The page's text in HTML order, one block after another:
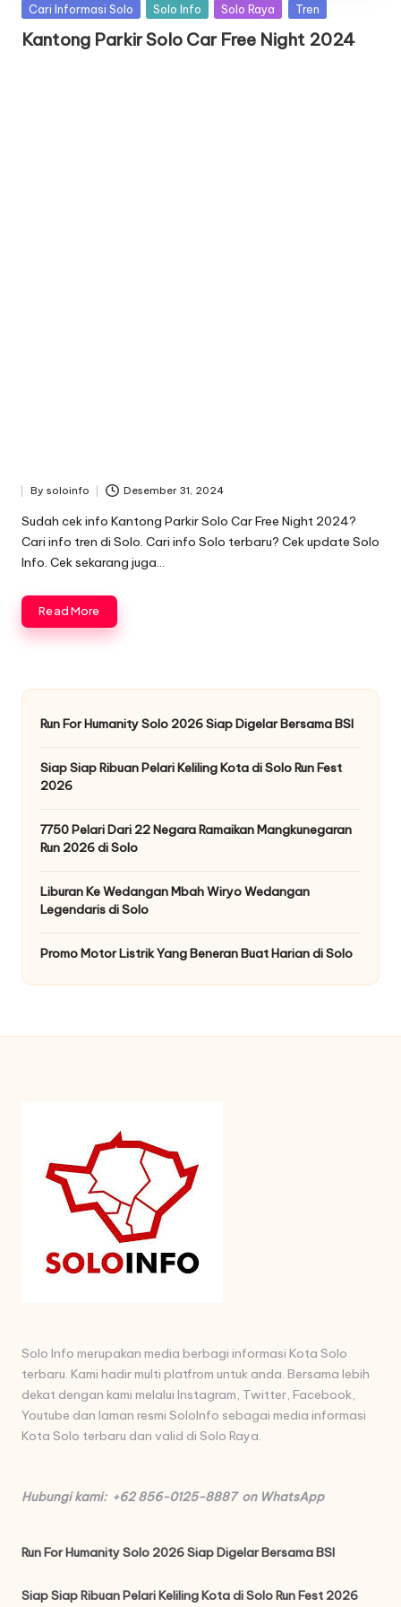
Posted
Cari Informasi Solo Solo Info Solo Raya Tren
Kantong Parkir Solo Car Free Night 2024
Posted
by
By soloinfo Desember 31, 2024
Sudah cek info Kantong Parkir Solo Car Free Night 2024?
Cari info tren di Solo. Cari info Solo terbaru? Cek update Solo
Info. Cek sekarang juga…
Read More
Run For Humanity Solo 2026 Siap Digelar Bersama BSI
Siap Siap Ribuan Pelari Keliling Kota di Solo Run Fest
2026
7750 Pelari Dari 22 Negara Ramaikan Mangkunegaran
Run 2026 di Solo
Liburan Ke Wedangan Mbah Wiryo Wedangan
Legendaris di Solo
Promo Motor Listrik Yang Beneran Buat Harian di Solo
Solo Info merupakan media berbagi informasi Kota Solo
terbaru. Kami hadir multi platfrom untuk anda. Bersama lebih
dekat dengan kami melalui Instagram, Twitter, Facebook,
Youtube dan laman resmi SoloInfo sebagai media informasi
Kota Solo terbaru dan valid di Solo Raya.
Hubungi kami: +62 856-0125-8887 on WhatsApp
Run For Humanity Solo 2026 Siap Digelar Bersama BSI
Siap Siap Ribuan Pelari Keliling Kota di Solo Run Fest 2026